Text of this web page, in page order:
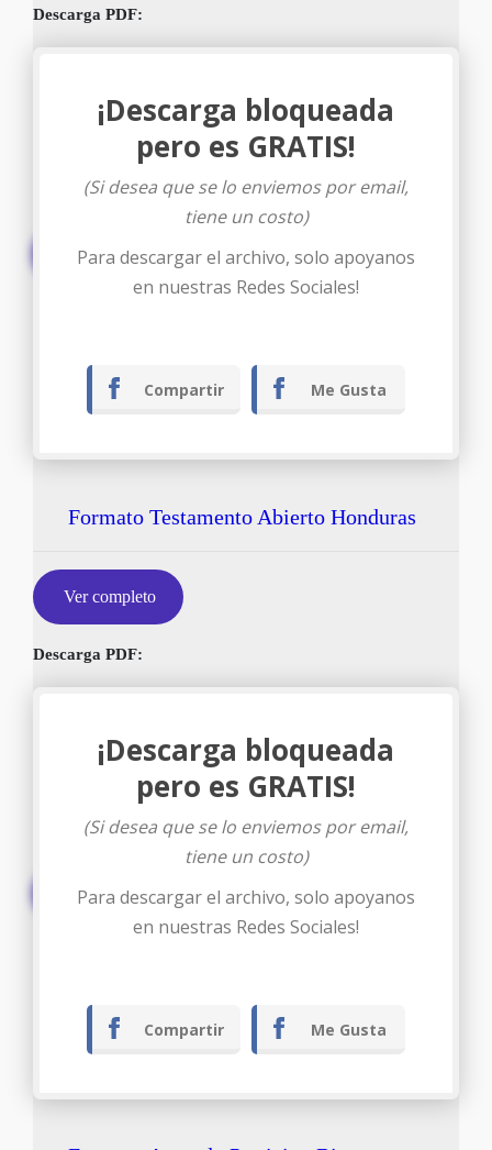
Descarga PDF:
Descargar
¡Descarga bloqueada
pero es GRATIS!
(Si desea que se lo enviemos por email,
tiene un costo)
Para descargar el archivo, solo apoyanos
en nuestras Redes Sociales!
Compartir Me Gusta
Formato Testamento Abierto Honduras
Ver completo
Descarga PDF:
Descargar
¡Descarga bloqueada
pero es GRATIS!
(Si desea que se lo enviemos por email,
tiene un costo)
Para descargar el archivo, solo apoyanos
en nuestras Redes Sociales!
Compartir Me Gusta